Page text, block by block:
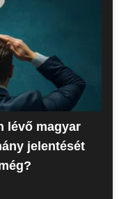
lévő magyar
jelentését